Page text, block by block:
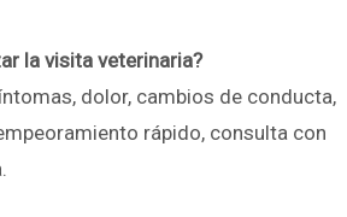
la visita veterinaria?
dolor, cambios de conducta,
rápido, consulta con